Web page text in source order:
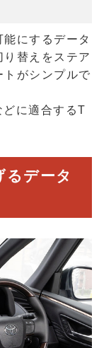
にするデータ
替えをステア
がシンプルで
に適合するT
るデータ